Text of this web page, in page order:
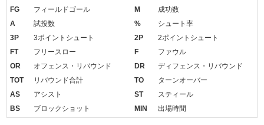
FG
フィールドゴール M
成功数
A
試投数 %
シュート率
3P
3ポイントシュート 2P
2ポイントシュート
FT
フリースロー F
ファウル
OR
オフェンス・リバウンド DR
ディフェンス・リバウンド
TOT
リバウンド合計 TO
ターンオーバー
AS
アシスト ST
スティール
BS
ブロックショット MIN 出場時間